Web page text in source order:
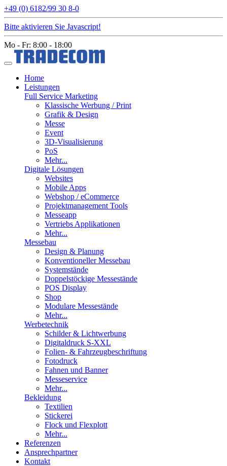
+49 (0) 6182/99 30 8-0
Bitte aktivieren Sie Javascript!
Mo - Fr: 8:00 - 18:00
Home
Leistungen
Full Service Marketing
Klassische Werbung / Print
Grafik & Design
Messe
Event
3D-Visualisierung
PoS
Mehr...
Digitale Lösungen
Websites
Mobile Apps
Webshop / eCommerce
Projektmanagement Tools
Messeapp
Vertriebs Applikationen
Mehr...
Messebau
Design & Planung
Konventioneller Messebau
Systemstände
Doppelstöckige Messestände
POS Display
Shop
Modulare Messestände
Mehr...
Werbetechnik
Schilder & Lichtwerbung
Digitaldruck S-XXL
Folien- & Fahrzeugbeschriftung
Fotodruck
Fahnen und Banner
Messeservice
Mehr...
Bekleidung
Textilien
Stickerei
Flock und Flexplott
Mehr...
Referenzen
Ansprechpartner
Kontakt